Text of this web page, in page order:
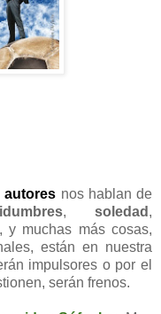
autores nos hablan de
, soledad ,
y muchas más cosas,
están en nuestra
impulsores o por el
serán frenos.